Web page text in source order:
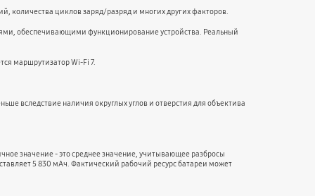
количества циклов заряд/разряд и многих других факторов.
обеспечивающими функционирование устройства. Реальный
маршрутизатор Wi-Fi 7.
вследствие наличия округлых углов и отверстия для объектива
значение - это среднее значение, учитывающее разбросы
5 830 мАч. Фактический рабочий ресурс батареи может